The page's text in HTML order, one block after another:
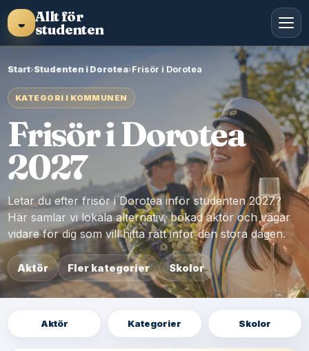
◒ Allt för
studenten
Start›Studenten i Dorotea›Frisör i Dorotea
KATEGORI I KOMMUNEN
Frisör i Dorotea
2027
Letar du efter frisör i Dorotea inför studenten 2027?
Här samlar vi lokala alternativ, bokad aktör och vägar
vidare för dig som vill hitta rätt inför den stora dagen.
Aktör Fler kategorier Skolor
Aktör Kategorier Skolor